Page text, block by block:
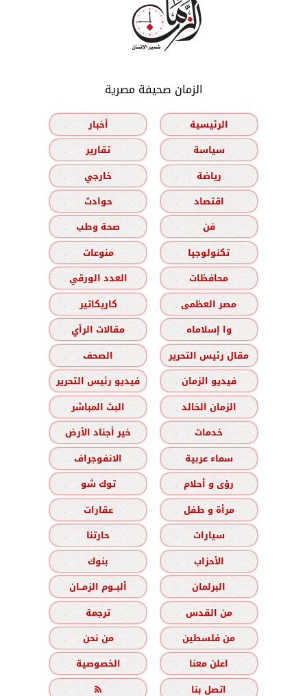
الزمان صحيفة مصرية
الرئيسية
أخبار
سياسة
تقارير
رياضة
خارجي
اقتصاد
حوادث
فن
صحة وطب
تكنولوجيا
منوعات
محافظات
العدد الورقي
مصر العظمى
كاريكاتير
وا إسلاماه
مقالات الرأي
مقال رئيس التحرير
الصحف
فيديو الزمان
فيديو رئيس التحرير
الزمان الخالد
البث المباشر
خدمات
خير أجناد الأرض
سماء عربية
الانفوجراف
رؤى و أحلام
توك شو
مرأة و طفل
عقارات
سيارات
حارتنا
الأحزاب
بنوك
البرلمان
ألبــوم الزمــان
من القدس
ترجمة
من فلسطين
من نحن
اعلن معنا
الخصوصية
اتصل بنا
